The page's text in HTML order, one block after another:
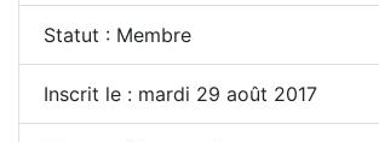
Statut : Membre
Inscrit le : mardi 29 août 2017